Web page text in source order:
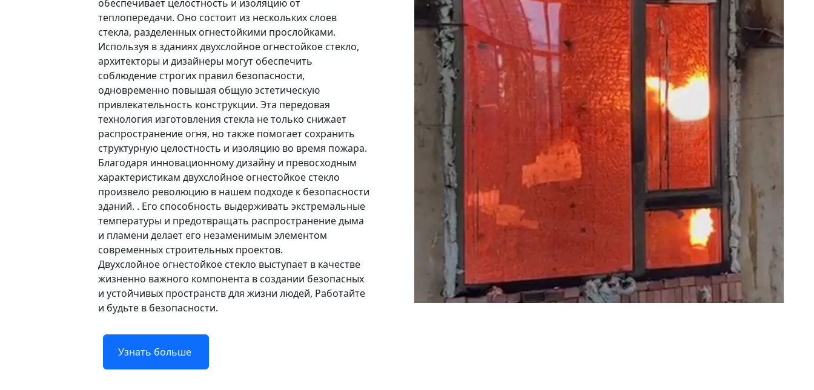
обеспечивает целостность и изоляцию от
теплопередачи. Оно состоит из нескольких слоев
стекла, разделенных огнестойкими прослойками.
Используя в зданиях двухслойное огнестойкое стекло,
архитекторы и дизайнеры могут обеспечить
соблюдение строгих правил безопасности,
одновременно повышая общую эстетическую
привлекательность конструкции. Эта передовая
технология изготовления стекла не только снижает
распространение огня, но также помогает сохранить
структурную целостность и изоляцию во время пожара.
Благодаря инновационному дизайну и превосходным
характеристикам двухслойное огнестойкое стекло
произвело революцию в нашем подходе к безопасности
зданий. . Его способность выдерживать экстремальные
температуры и предотвращать распространение дыма
и пламени делает его незаменимым элементом
современных строительных проектов.
Двухслойное огнестойкое стекло выступает в качестве
жизненно важного компонента в создании безопасных
и устойчивых пространств для жизни людей, Работайте
и будьте в безопасности.
Узнать больше